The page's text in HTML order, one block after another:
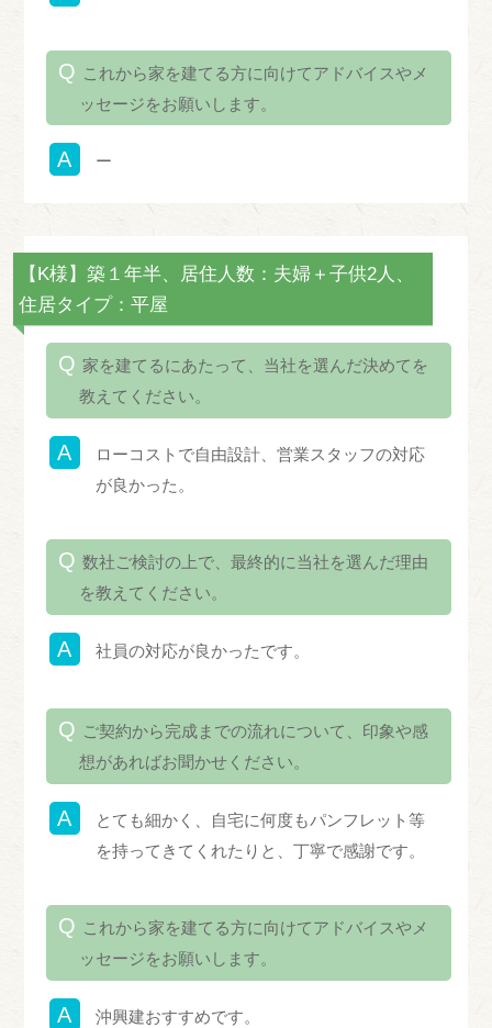
これから家を建てる方に向けてアドバイスやメ
ッセージをお願いします。
ー
【K様】築１年半、居住人数：夫婦＋子供2人、
住居タイプ：平屋
家を建てるにあたって、当社を選んだ決めてを
教えてください。
ローコストで自由設計、営業スタッフの対応
が良かった。
数社ご検討の上で、最終的に当社を選んだ理由
を教えてください。
社員の対応が良かったです。
ご契約から完成までの流れについて、印象や感
想があればお聞かせください。
とても細かく、自宅に何度もパンフレット等
を持ってきてくれたりと、丁寧で感謝です。
これから家を建てる方に向けてアドバイスやメ
ッセージをお願いします。
沖興建おすすめです。